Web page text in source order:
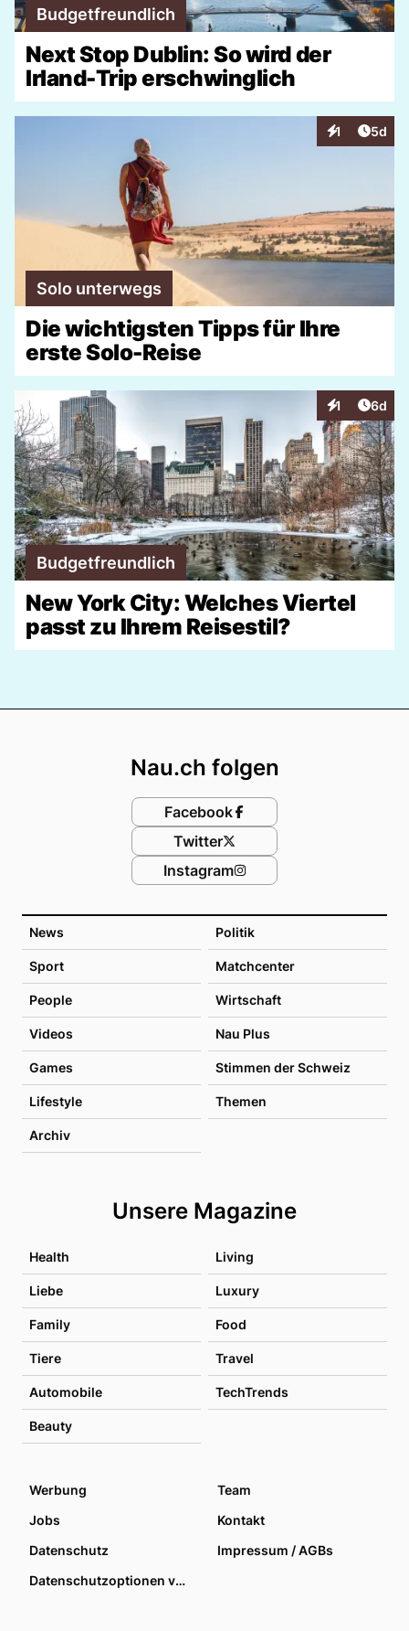
Budgetfreundlich
Next Stop Dublin: So wird der
Irland-Trip erschwinglich
1
Interaktionen
5d
Solo unterwegs
Die wichtigsten Tipps für Ihre
erste Solo-Reise
1
Interaktionen
6d
Budgetfreundlich
New York City: Welches Viertel
passt zu Ihrem Reisestil?
News Politik
Sport Matchcenter
People Wirtschaft
Videos Nau Plus
Games Stimmen der Schweiz
Lifestyle Themen
Archiv
Unsere Magazine
Health Living
Liebe Luxury
Family Food
Tiere Travel
Automobile TechTrends
Beauty
Nau.ch folgen
Facebook
Twitter
Instagram
Werbung
Team
Jobs
Kontakt
Datenschutz
Impressum / AGBs
Datenschutzoptionen verwalten